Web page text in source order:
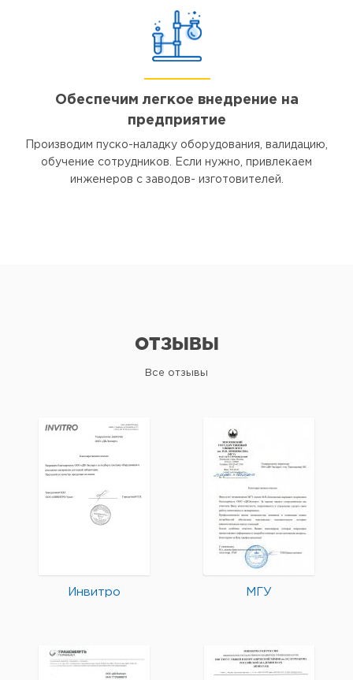
Обеспечим легкое внедрение на
предприятие
Производим пуско-наладку оборудования, валидацию,
обучение сотрудников. Если нужно, привлекаем
инженеров с заводов- изготовителей.
ОТЗЫВЫ
Все отзывы
Инвитро МГУ